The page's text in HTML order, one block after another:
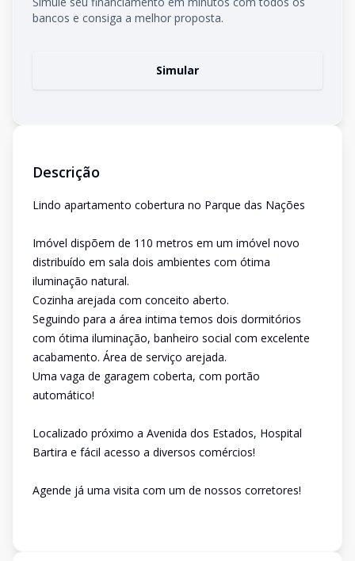
bancos e consiga a melhor proposta.
Simular
Descrição
Lindo apartamento cobertura no Parque das Nações
Imóvel dispõem de 110 metros em um imóvel novo
distribuído em sala dois ambientes com ótima
iluminação natural.
Cozinha arejada com conceito aberto.
Seguindo para a área intima temos dois dormitórios
com ótima iluminação, banheiro social com excelente
acabamento. Área de serviço arejada.
Uma vaga de garagem coberta, com portão
automático!
Localizado próximo a Avenida dos Estados, Hospital
Bartira e fácil acesso a diversos comércios!
Agende já uma visita com um de nossos corretores!